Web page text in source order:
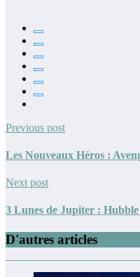
Previous post
Les Nouveaux Héros :
Next post
3 Lunes de Jupiter :
D'autres articles